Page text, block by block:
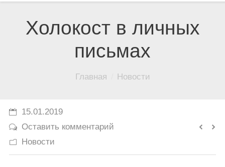
Юмор
Холокост в личных
письмах
Главная Новости
15.01.2019
Оставить комментарий
Новости